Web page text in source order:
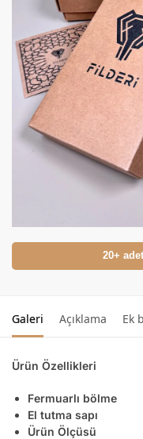
20+
Galeri Açıklama Ek
Ürün Özellikleri
Fermuarlı bölme
El tutma sapı
Ürün Ölçüsü